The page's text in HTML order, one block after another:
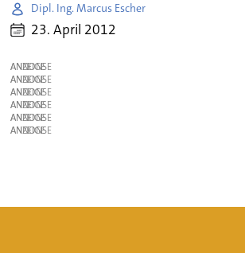
Dipl. Ing. Marcus Escher
23. April 2012
ANZEIGE
ANZEIGE
ANZEIGE
ANZEIGE
ANZEIGE
ANZEIGE